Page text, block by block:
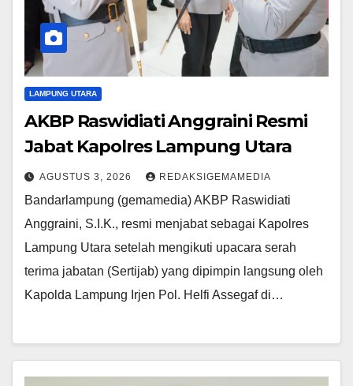
LAMPUNG UTARA
AKBP Raswidiati Anggraini Resmi
Jabat Kapolres Lampung Utara
AGUSTUS 3, 2026 REDAKSIGEMAMEDIA
Bandarlampung (gemamedia) AKBP Raswidiati
Anggraini, S.I.K., resmi menjabat sebagai Kapolres
Lampung Utara setelah mengikuti upacara serah
terima jabatan (Sertijab) yang dipimpin langsung oleh
Kapolda Lampung Irjen Pol. Helfi Assegaf di…